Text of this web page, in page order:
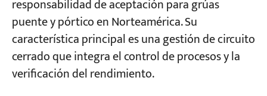
responsabilidad de aceptación para grúas
puente y pórtico en Norteamérica. Su
característica principal es una gestión de circuito
cerrado que integra el control de procesos y la
verificación del rendimiento.